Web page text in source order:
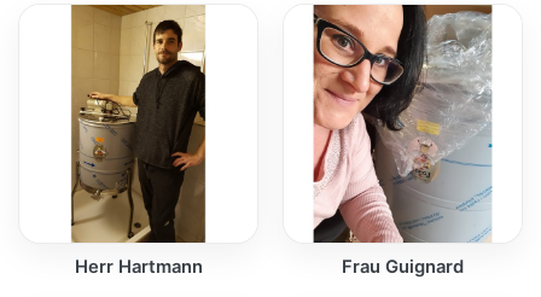
Herr Hartmann Frau Guignard